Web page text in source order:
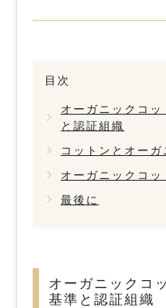
目次
オーガニックコ
と認証組織
コットンとオー
オーガニックコッ
最後に
オーガニックコ
基準と認証組織